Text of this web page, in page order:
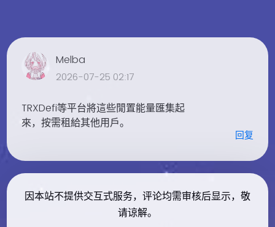
Melba
2026-07-25 02:17
TRXDefi等平台將這些閒置能量匯集起
來，按需租給其他用戶。
回复
因本站不提供交互式服务，评论均需审核后显示，敬
请谅解。